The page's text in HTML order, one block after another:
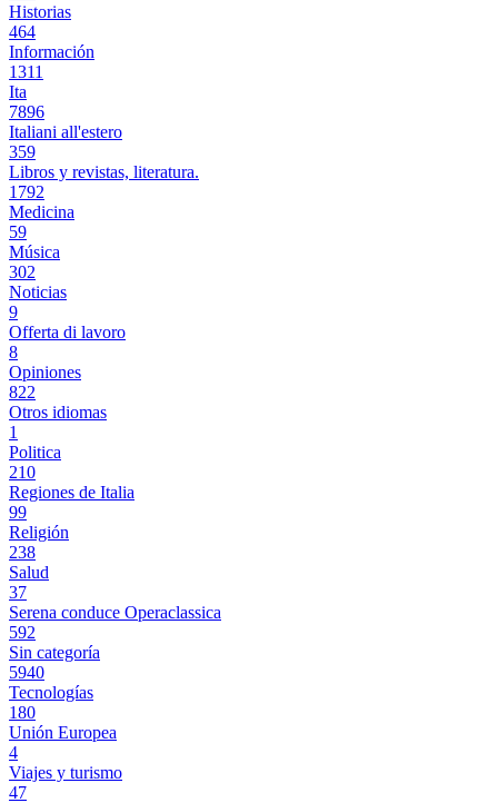
Historias
464
Información
1311
Ita
7896
Italiani all'estero
359
Libros y revistas, literatura.
1792
Medicina
59
Música
302
Noticias
9
Offerta di lavoro
8
Opiniones
822
Otros idiomas
1
Politica
210
Regiones de Italia
99
Religión
238
Salud
37
Serena conduce Operaclassica
592
Sin categoría
5940
Tecnologías
180
Unión Europea
4
Viajes y turismo
47